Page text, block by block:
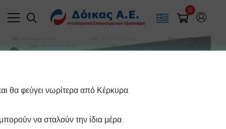
0
θα φεύγει νωρίτερα από Κέρκυρα.
να σταλούν την ίδια μέρα.